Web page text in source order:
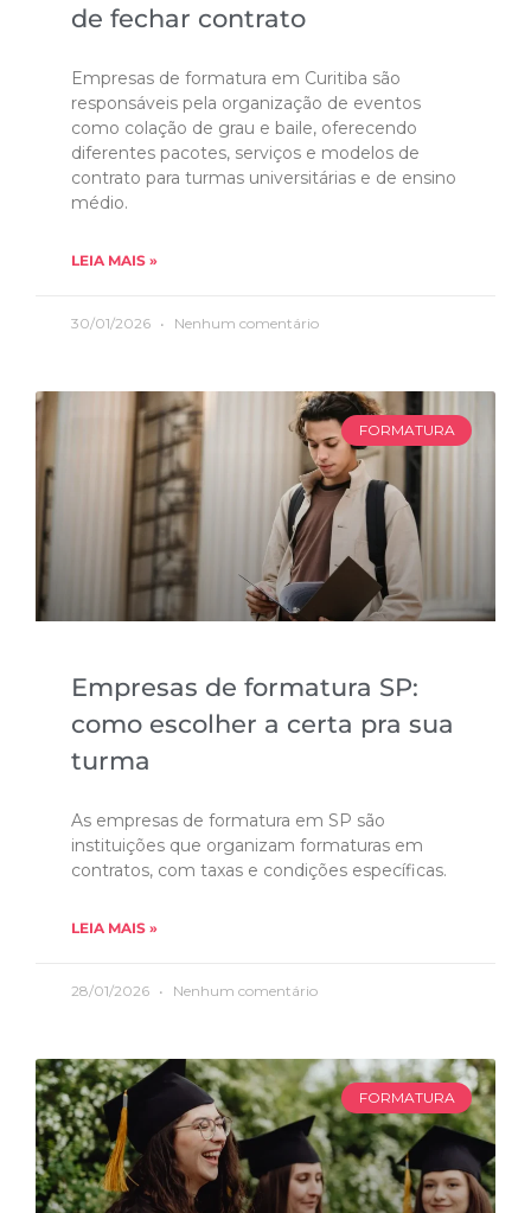
de fechar contrato
Empresas de formatura em Curitiba são
responsáveis pela organização de eventos
como colação de grau e baile, oferecendo
diferentes pacotes, serviços e modelos de
contrato para turmas universitárias e de ensino
médio.
LEIA MAIS »
30/01/2026 Nenhum comentário
FORMATURA
Empresas de formatura SP:
como escolher a certa pra sua
turma
As empresas de formatura em SP são
instituições que organizam formaturas em
contratos, com taxas e condições específicas.
LEIA MAIS »
28/01/2026 Nenhum comentário
FORMATURA